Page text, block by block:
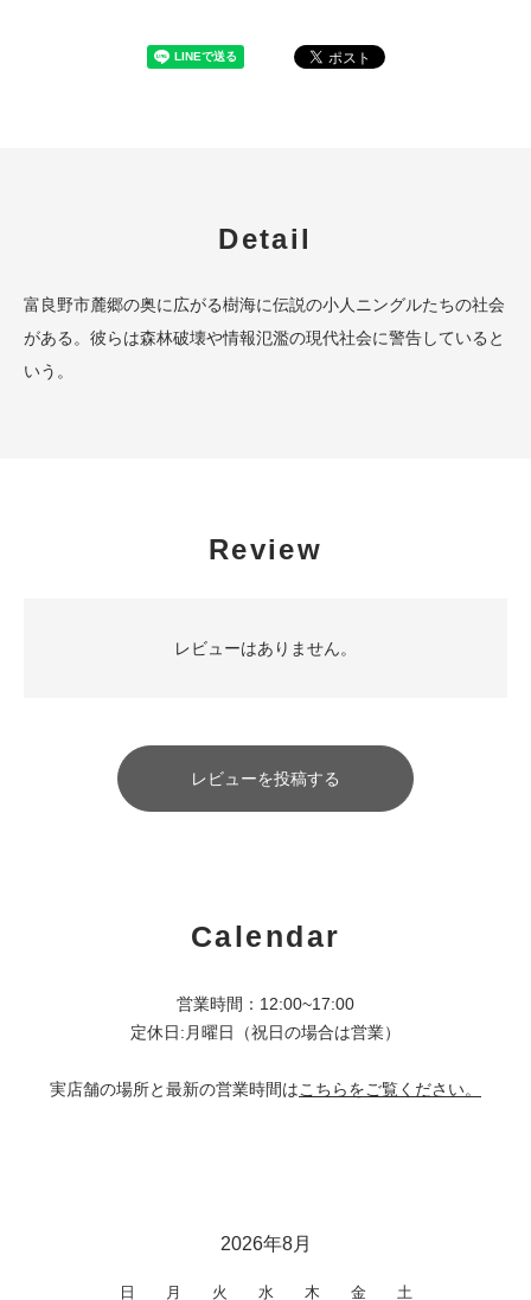
Detail
富良野市麓郷の奥に広がる樹海に伝説の小人ニングルたちの社会
がある。彼らは森林破壊や情報氾濫の現代社会に警告していると
いう。
Review
レビューはありません。
レビューを投稿する
Calendar
営業時間：12:00~17:00
定休日:月曜日（祝日の場合は営業）
実店舗の場所と最新の営業時間はこちらをご覧ください。
2026年8月
日 月 火 水 木 金 土